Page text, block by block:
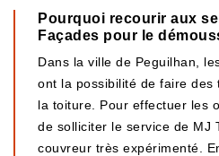
Pourquoi recourir aux
Façades pour le
Dans la ville de Peguilhan,
ont la possibilité de faire des
la toiture. Pour effectuer les
de solliciter le service de MJ
couvreur très expérimenté.